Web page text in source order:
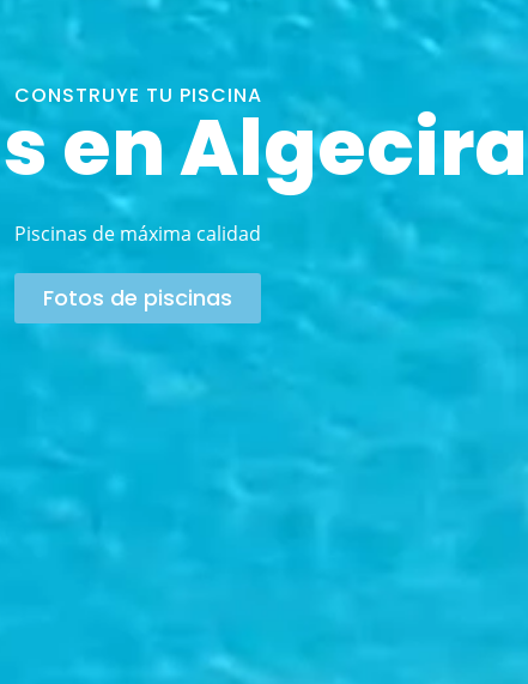
CONSTRUYE TU PISCINA
en
Piscinas de máxima calidad
Fotos de piscinas